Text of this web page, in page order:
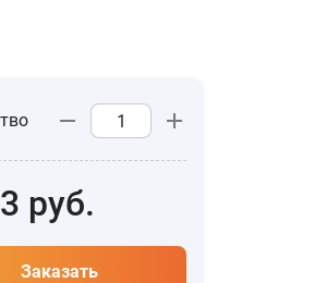
руб.
Заказать